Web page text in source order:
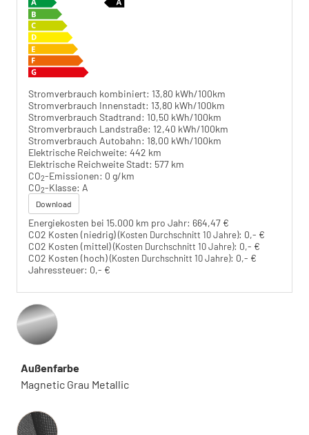
Stromverbrauch kombiniert: 13,80 kWh/100km
Stromverbrauch Innenstadt: 13,80 kWh/100km
Stromverbrauch Stadtrand: 10,50 kWh/100km
Stromverbrauch Landstraße: 12,40 kWh/100km
Stromverbrauch Autobahn: 18,00 kWh/100km
Elektrische Reichweite: 442 km
Elektrische Reichweite Stadt: 577 km
CO2-Emissionen: 0 g/km
CO2-Klasse: A
Download
Energiekosten bei 15.000 km pro Jahr: 664,47 €
CO2 Kosten (niedrig)(Kosten Durchschnitt 10 Jahre): 0,- €
CO2 Kosten (mittel)(Kosten Durchschnitt 10 Jahre): 0,- €
CO2 Kosten (hoch)(Kosten Durchschnitt 10 Jahre): 0,- €
Jahressteuer: 0,- €
Außenfarbe
Magnetic Grau Metallic
Innenausstattung